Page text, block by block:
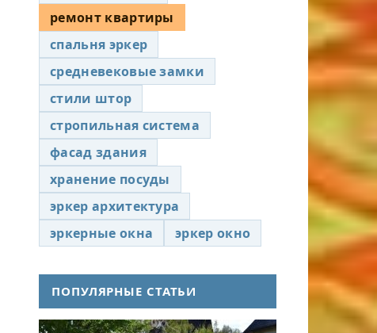
ремонт квартиры
спальня эркер
средневековые замки
стили штор
стропильная система
фасад здания
хранение посуды
эркер архитектура
эркерные окна
эркер окно
ПОПУЛЯРНЫЕ СТАТЬИ